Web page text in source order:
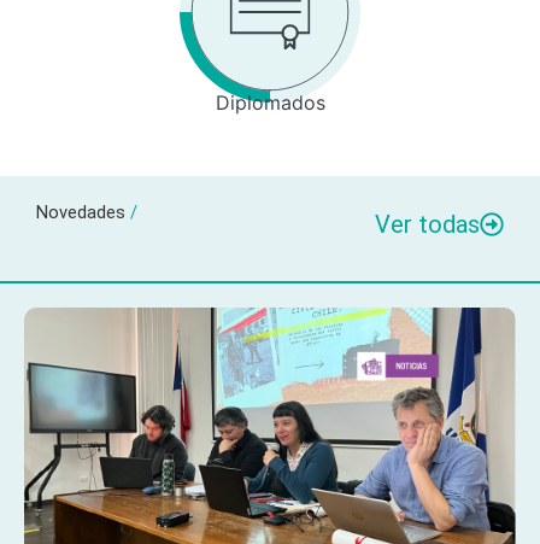
Diplomados
Novedades / Ver todas